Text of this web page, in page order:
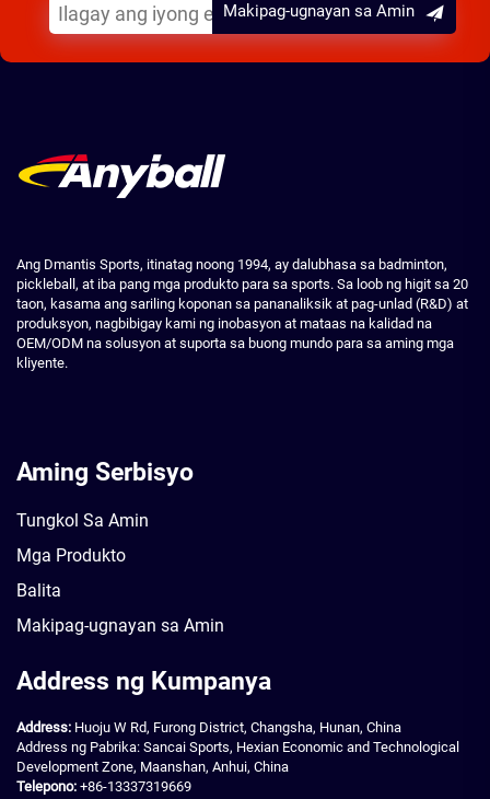
Makipag-ugnayan sa Amin
Ang Dmantis Sports, itinatag noong 1994, ay dalubhasa sa badminton,
pickleball, at iba pang mga produkto para sa sports. Sa loob ng higit sa 20
taon, kasama ang sariling koponan sa pananaliksik at pag-unlad (R&D) at
produksyon, nagbibigay kami ng inobasyon at mataas na kalidad na
OEM/ODM na solusyon at suporta sa buong mundo para sa aming mga
kliyente.
Aming Serbisyo
Tungkol Sa Amin
Mga Produkto
Balita
Makipag-ugnayan sa Amin
Address ng Kumpanya
Address: Huoju W Rd, Furong District, Changsha, Hunan, China
Address ng Pabrika: Sancai Sports, Hexian Economic and Technological
Development Zone, Maanshan, Anhui, China
Telepono: +86-13337319669